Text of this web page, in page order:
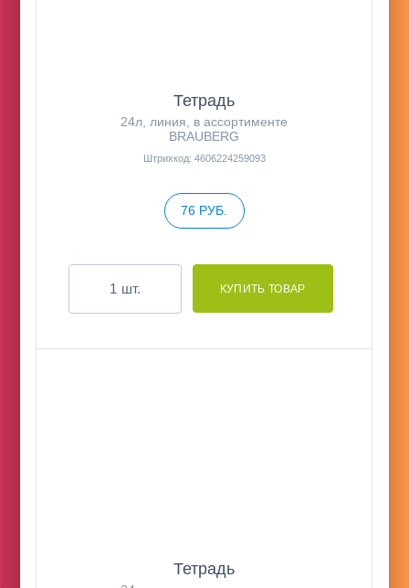
Тетрадь
24л, линия, в ассортименте
BRAUBERG
Штрихкод: 4606224259093
76 РУБ.
шт.
Тетрадь